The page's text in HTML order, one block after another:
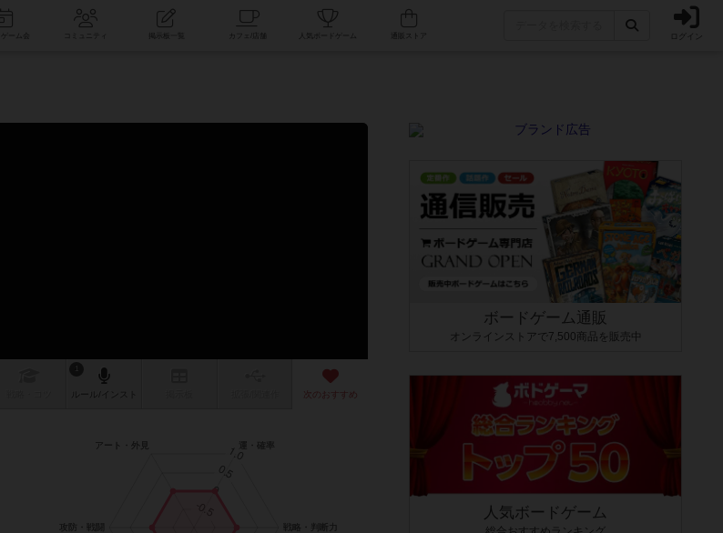
コミュニティ 人気ボードゲーム ログイン
/インスト 次のおすすめ
ボードゲーム通販
オンラインストアで7,500商品を販売中
人気ボードゲーム